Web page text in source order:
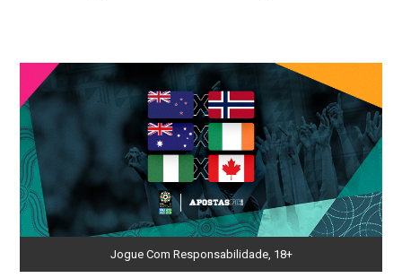
Jogue Com Responsabilidade, 18+